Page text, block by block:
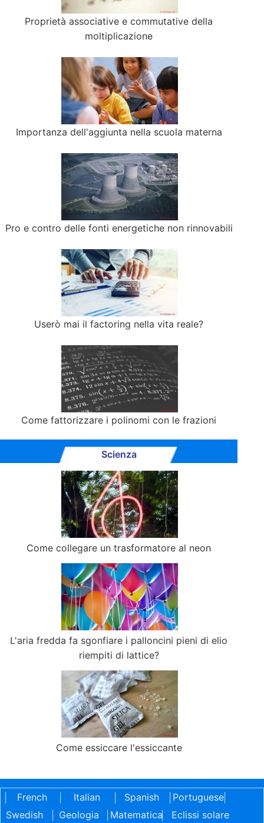
Proprietà associative e commutative della
moltiplicazione
Importanza dell'aggiunta nella scuola materna
Pro e contro delle fonti energetiche non rinnovabili
Userò mai il factoring nella vita reale?
Come fattorizzare i polinomi con le frazioni
Scienza
Come collegare un trasformatore al neon
L'aria fredda fa sgonfiare i palloncini pieni di elio
riempiti di lattice?
Come essiccare l'essiccante
French Italian Spanish Portuguese|
Swedish
Geologia Matematica| Eclissi solare